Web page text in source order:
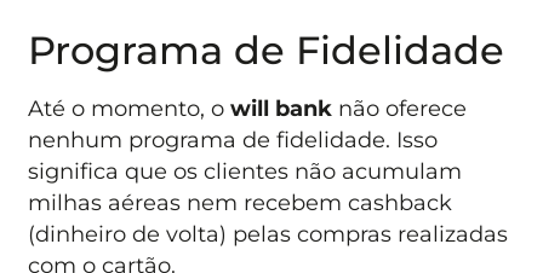
Programa de Fidelidade
Até o momento, owill bank não oferece
nenhum programa de fidelidade. Isso
significa que os clientes não acumulam
milhas aéreas nem recebem cashback
(dinheiro de volta) pelas compras realizadas
com o cartão.